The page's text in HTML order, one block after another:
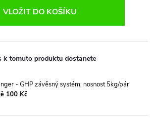
VLOŽIT DO KOŠÍKU
k tomuto produktu dostanete
- GHP závěsný systém, nosnost 5kg/pár
100 Kč